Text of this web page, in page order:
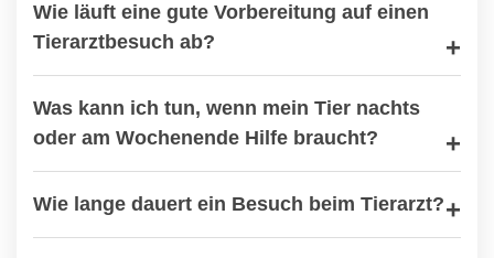
Wie läuft eine gute Vorbereitung auf einen
Tierarztbesuch ab?
Was kann ich tun, wenn mein Tier nachts
oder am Wochenende Hilfe braucht?
Wie lange dauert ein Besuch beim Tierarzt?